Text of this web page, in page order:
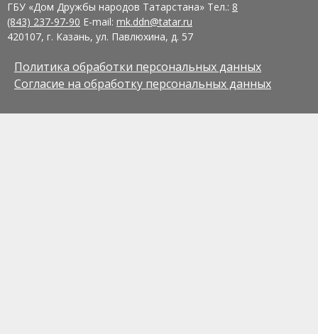
ГБУ «Дом Дружбы народов Татарстана» Тел.: 8
(843) 237-97-90 E-mail: mk.ddn@tatar.ru
420107, г. Казань, ул. Павлюхина, д. 57
Политика обработки персональных данных
Согласие на обработку персональных данных